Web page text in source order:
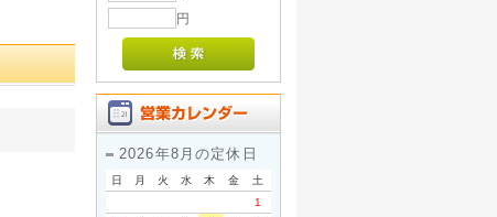
円
2026年8月の定休日
日 月 火 水 木 金
土
1